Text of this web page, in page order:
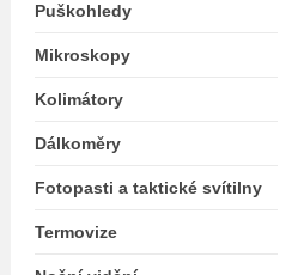
Puškohledy
Mikroskopy
Kolimátory
Dálkoměry
Fotopasti a taktické svítilny
Termovize